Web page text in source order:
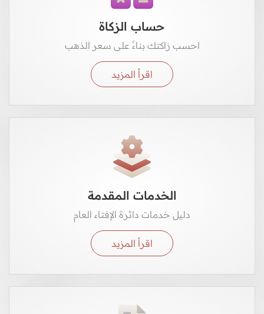
حساب الزكاة
احسب زاكتك بناءً على سعر الذهب
اقرأ المزيد
الخدمات المقدمة
دليل خدمات دائرة الإفتاء العام
اقرأ المزيد